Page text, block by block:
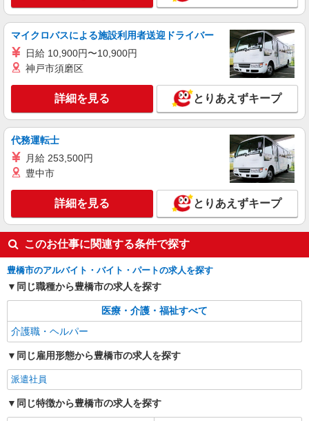
キープ 詳細を見る
派遣社員
株式会社kotrio /●SZ-H-1954095
豊橋*デイでの生活補助☆新たなスキルを身に
つけて長く働く♪
時給1500円〜2150円 ＜日払い有/週払い有/交
通費全支給(ガソリン代含む)＞
詳細を見る
レア＊欠員により急募！シニア向けマンション
で生活サポート
時給1500円〜2125円 ＜日払い有/週払い有/交
通費全支給(ガソリン代含む)＞
最寄り駅：豊橋
キープ 詳細を見る
マイクロバスによる施設利用者送迎ドライバー
日給 10,900円〜10,900円
神戸市須磨区
詳細を見る とりあえずキープ
代務運転士
月給 253,500円
豊中市
詳細を見る とりあえずキープ
このお仕事に関連する条件で探す
豊橋市のアルバイト・バイト・パートの求人を探す
同じ職種から豊橋市の求人を探す
医療・介護・福祉すべて
介護職・ヘルパー
同じ雇用形態から豊橋市の求人を探す
派遣社員
同じ特徴から豊橋市の求人を探す